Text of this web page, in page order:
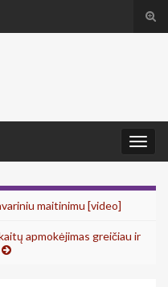
maitinimu [video]
apmokėjimas greičiau ir